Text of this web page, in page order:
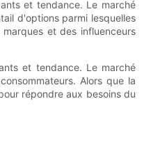
et tendance. Le marché
d'options parmi lesquelles
et des influenceurs
et tendance. Le marché
Alors que la
répondre aux besoins du